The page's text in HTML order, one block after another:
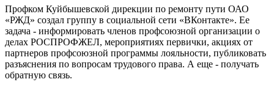
Профком Куйбышевской дирекции по ремонту пути ОАО
«РЖД» создал группу в социальной сети «ВКонтакте». Ее
задача - информировать членов профсоюзной организации о
делах РОСПРОФЖЕЛ, мероприятиях первички, акциях от
партнеров профсоюзной программы лояльности, публиковать
разъяснения по вопросам трудового права. А еще - получать
обратную связь.